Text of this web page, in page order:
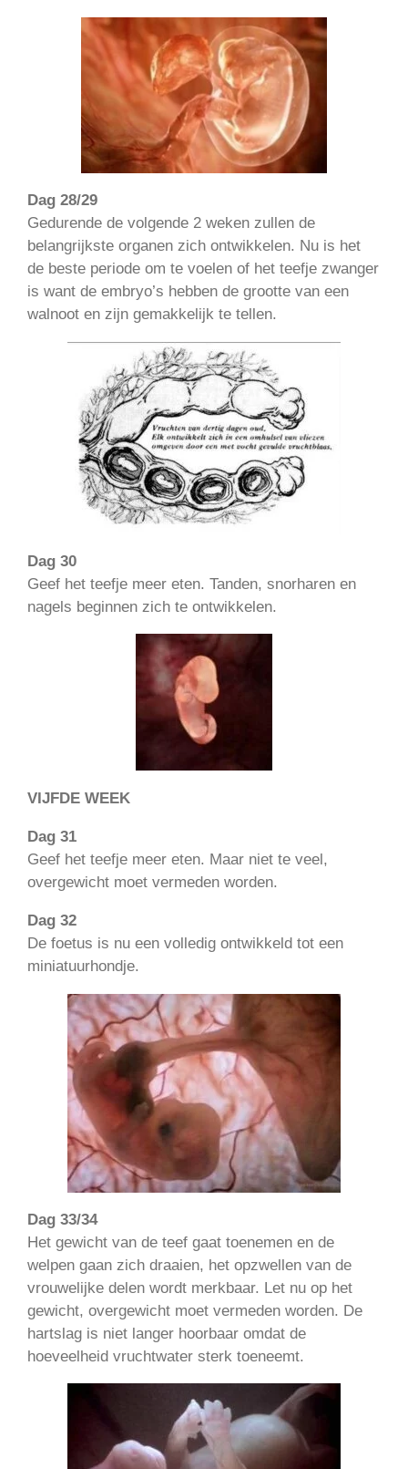
Dag 28/29
Gedurende de volgende 2 weken zullen de
belangrijkste organen zich ontwikkelen. Nu is het
de beste periode om te voelen of het teefje zwanger
is want de embryo’s hebben de grootte van een
walnoot en zijn gemakkelijk te tellen.
Dag 30
Geef het teefje meer eten. Tanden, snorharen en
nagels beginnen zich te ontwikkelen.
VIJFDE WEEK
Dag 31
Geef het teefje meer eten. Maar niet te veel,
overgewicht moet vermeden worden.
Dag 32
De foetus is nu een volledig ontwikkeld tot een
miniatuurhondje.
Dag 33/34
Het gewicht van de teef gaat toenemen en de
welpen gaan zich draaien, het opzwellen van de
vrouwelijke delen wordt merkbaar. Let nu op het
gewicht, overgewicht moet vermeden worden. De
hartslag is niet langer hoorbaar omdat de
hoeveelheid vruchtwater sterk toeneemt.